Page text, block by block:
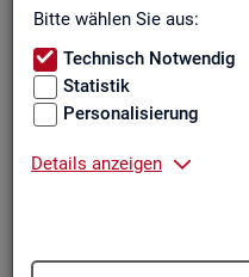
Bitte wählen Sie aus:
Technisch Notwendig
Statistik
Personalisierung
Details anzeigen
Deutsch­land,
Bitte wäh­len Sie ein
Arbeitszeit und